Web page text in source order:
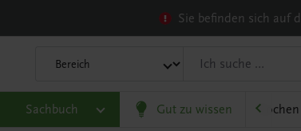
Sie befinden sich auf
Sachbuch Gut zu wissen
und Wirtschaft Karriere und Beruf